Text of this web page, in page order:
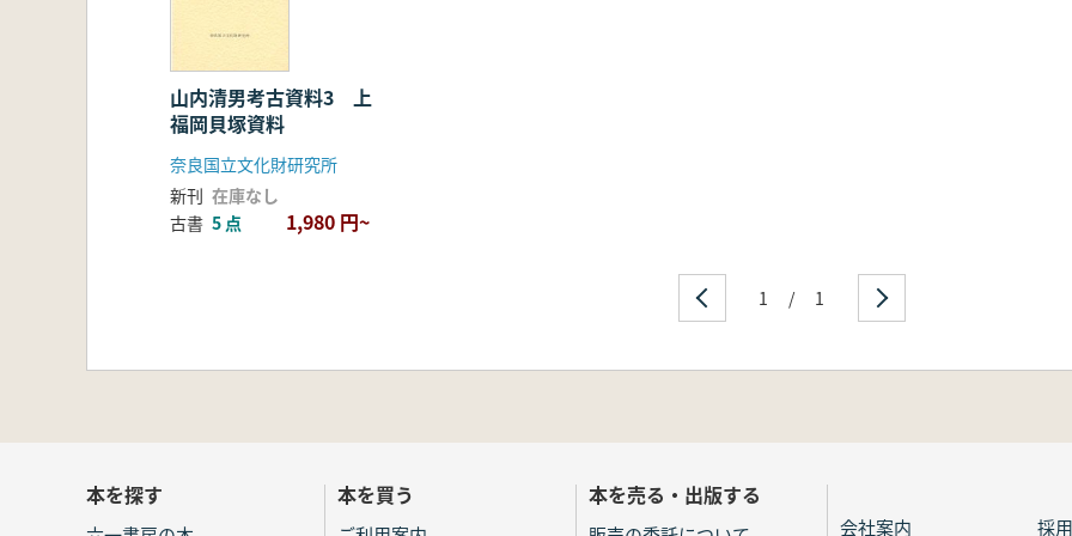
山内清男考古資料3 上
福岡貝塚資料
奈良国立文化財研究所
新刊 在庫なし
古書 5 点 1,980 円~
1 / 1
本を探す 本を買う 本を売る・出版する
会社案内 採